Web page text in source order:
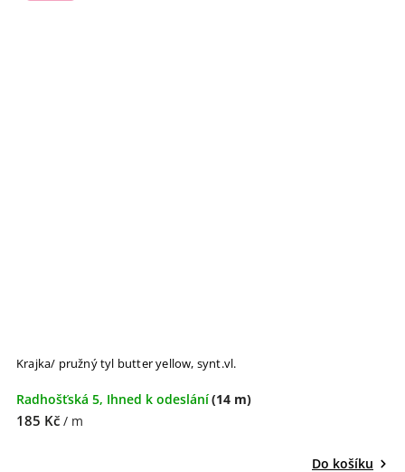
Krajka/ pružný tyl butter yellow, synt.vl.
Radhošťská 5, Ihned k odeslání(14 m)
185 Kč / m
Do košíku